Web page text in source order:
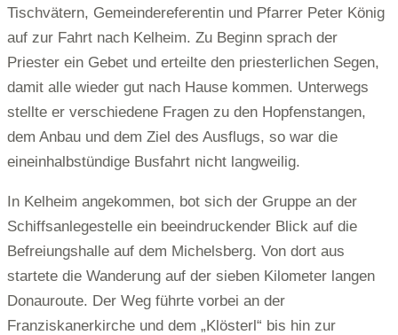
Tischvätern, Gemeindereferentin und Pfarrer Peter König
auf zur Fahrt nach Kelheim. Zu Beginn sprach der
Priester ein Gebet und erteilte den priesterlichen Segen,
damit alle wieder gut nach Hause kommen. Unterwegs
stellte er verschiedene Fragen zu den Hopfenstangen,
dem Anbau und dem Ziel des Ausflugs, so war die
eineinhalbstündige Busfahrt nicht langweilig.
In Kelheim angekommen, bot sich der Gruppe an der
Schiffsanlegestelle ein beeindruckender Blick auf die
Befreiungshalle auf dem Michelsberg. Von dort aus
startete die Wanderung auf der sieben Kilometer langen
Donauroute. Der Weg führte vorbei an der
Franziskanerkirche und dem „Klösterl“ bis hin zur